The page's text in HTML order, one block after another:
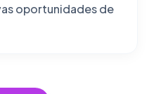
oportunidades de